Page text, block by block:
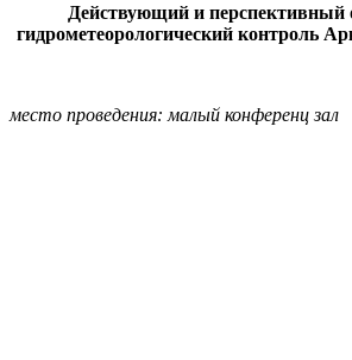
Действующий и перспективный
гидрометеорологический контроль
место проведения: малый конференц зал